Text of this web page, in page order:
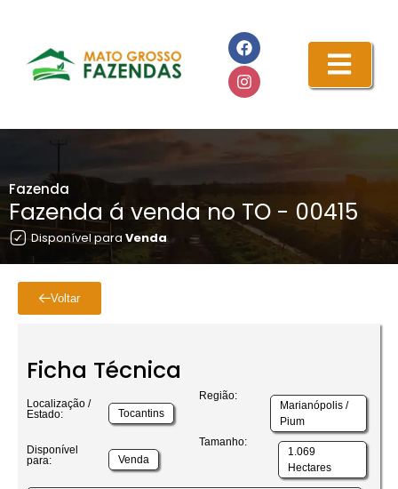
Fazenda
Fazenda á venda no TO - 00415
Disponível para Venda
Voltar
Ficha Técnica
Localização /
Estado:
Tocantins
Região:
Marianópolis /
Pium
Disponível
para:
Venda
Tamanho:
1.069
Hectares